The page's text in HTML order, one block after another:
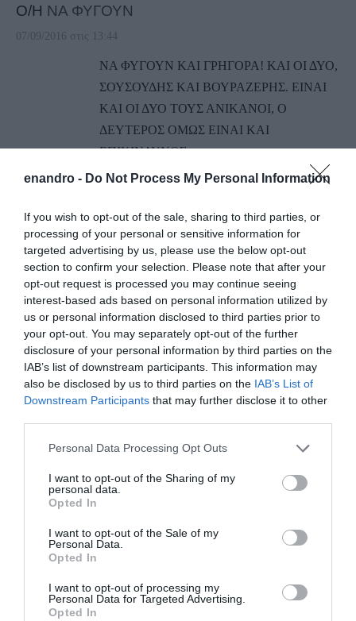
enandro - Do Not Process My Personal Information
If you wish to opt-out of the sale, sharing to third parties, or
processing of your personal or sensitive information for
targeted advertising by us, please use the below opt-out
section to confirm your selection. Please note that after your
opt-out request is processed you may continue seeing
interest-based ads based on personal information utilized by
us or personal information disclosed to third parties prior to
your opt-out. You may separately opt-out of the further
disclosure of your personal information by third parties on the
IAB’s list of downstream participants. This information may
also be disclosed by us to third parties on the IAB’s List of
Downstream Participants that may further disclose it to other
Please note that this website/app uses one or more Google
not limited to your visit or usage behaviour. You may click to
grant or deny consent to Google and its third-party tags to
use your data for below specified purposes in below Google
consent section.
Personal Data Processing Opt Outs
I want to opt-out of the Sharing of my
personal data.
Opted In
I want to opt-out of the Sale of my
Personal Data.
Opted In
I want to opt-out of processing my
Personal Data for Targeted Advertising.
Opted In
Ο/Η ΝΑ ΦΥΓΟΥΝ
07/09/2016 στις 13:44
ΝΑ ΦΥΓΟΥΝ ΚΑΙ ΓΡΗΓΟΡΑ! ΚΑΙ ΟΙ ΔΥΟ,
ΣΟΥΣΟΥΔΗΣ ΚΑΙ ΒΟΥΡΑΖΕΡΗΣ. ΕΙΝΑΙ
ΚΑΙ ΟΙ ΔΥΟ ΤΟΥΣ ΑΝΙΚΑΝΟΙ, Ο
ΔΕΥΤΕΡΟΣ ΟΜΩΣ ΕΙΝΑΙ ΚΑΙ
ΕΠΙΚΙΝΔΥΝΟΣ.
ΑΠΆΝΤΗΣΗ
Ο/ΗΜΑΜΑΚΙΑΣ ΔΗΜΟΤΙΚΟΥ - ΓΥΜΝΑΣΙΟΥ
και ακόμα και ΛΥΚΕΙΟΥ
07/09/2016 στις 07:38
Ο Μπάλας βγάζει απωθημένα από τα παιδικά
του χρόνια. Μιλάμε για πολλά κόμπλεξ! Τα
ανέχεστε, τον ανέχεστε και δεν μπορώ να
καταλάβω γιατί!
Τι σας προσφέρει κύριε δήμαρχε?
……….?
τοποθετηθείτε ή να παραιτηθείτε!